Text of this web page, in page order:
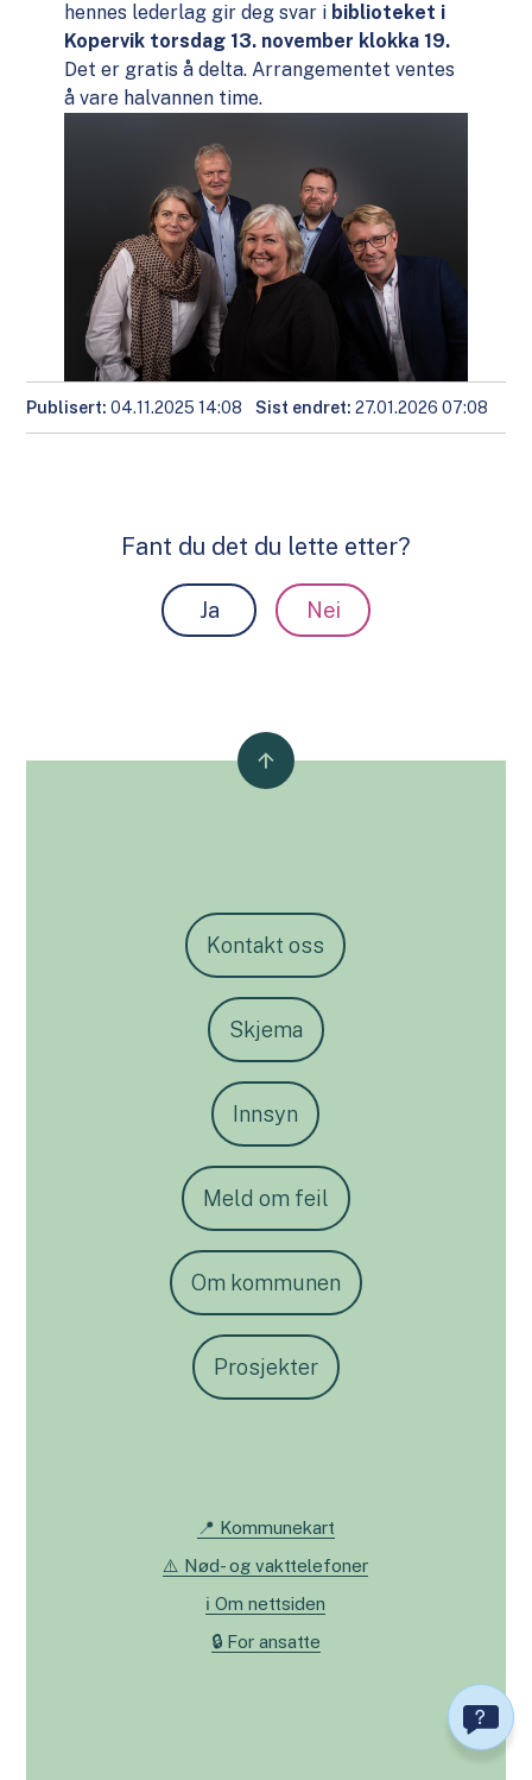
hennes lederlag gir deg svar i biblioteket i
Kopervik torsdag 13. november klokka 19.
Det er gratis å delta. Arrangementet ventes
å vare halvannen time.
Publisert 04.11.2025 14:08 Sist endret 27.01.2026 07:08
Fant du det du lette etter?
Ja Nei
Kontakt oss
Skjema
Innsyn
Meld om feil
Om kommunen
Prosjekter
📍 Kommunekart
⚠️ Nød- og vakttelefoner
ℹ️ Om nettsiden
🔒 For ansatte